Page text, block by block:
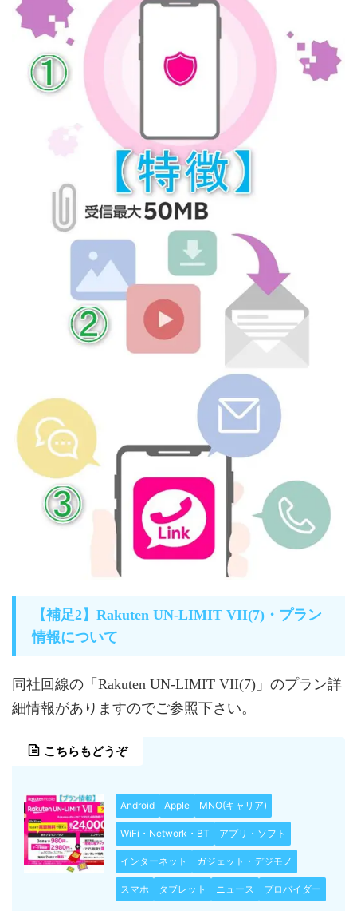
【補足2】Rakuten UN-LIMIT VII(7)・プラン
情報について
同社回線の「Rakuten UN-LIMIT VII(7)」のプラン詳
細情報がありますのでご参照下さい。
こちらもどうぞ
Android Apple MNO(キャリア)
WiFi・Network・BT アプリ・ソフト
インターネット ガジェット・デジモノ
スマホ タブレット ニュース プロバイダー